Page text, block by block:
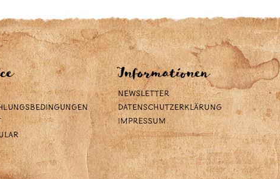
Informationen
Newsletter
Datenschutzerklärung
Impressum